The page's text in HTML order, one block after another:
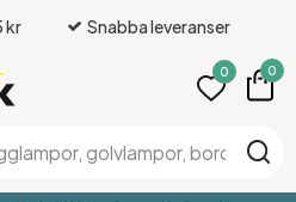
kr Snabba leveranser
0 0